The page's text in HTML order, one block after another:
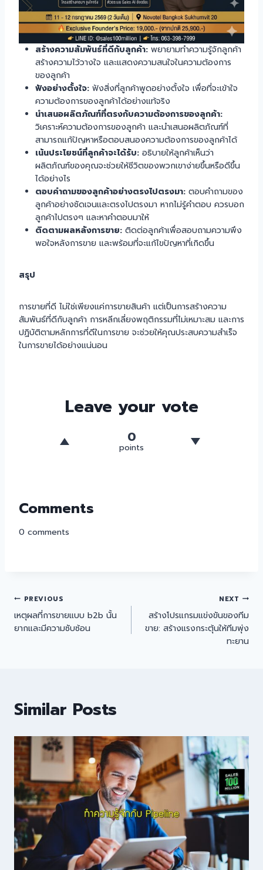
สร้างความสัมพันธ์ที่ดีกับลูกค้า: พยายามทำความรู้จักลูกค้า
สร้างความไว้วางใจ และแสดงความสนใจในความต้องการ
ของลูกค้า
ฟังอย่างตั้งใจ: ฟังสิ่งที่ลูกค้าพูดอย่างตั้งใจ เพื่อที่จะเข้าใจ
ความต้องการของลูกค้าได้อย่างแท้จริง
นำเสนอผลิตภัณฑ์ที่ตรงกับความต้องการของลูกค้า:
วิเคราะห์ความต้องการของลูกค้า และนำเสนอผลิตภัณฑ์ที่
สามารถแก้ปัญหาหรือตอบสนองความต้องการของลูกค้าได้
เน้นประโยชน์ที่ลูกค้าจะได้รับ: อธิบายให้ลูกค้าเห็นว่า
ผลิตภัณฑ์ของคุณจะช่วยให้ชีวิตของพวกเขาง่ายขึ้นหรือดีขึ้น
ได้อย่างไร
ตอบคำถามของลูกค้าอย่างตรงไปตรงมา: ตอบคำถามของ
ลูกค้าอย่างชัดเจนและตรงไปตรงมา หากไม่รู้คำตอบ ควรบอก
ลูกค้าไปตรงๆ และหาคำตอบมาให้
ติดตามผลหลังการขาย: ติดต่อลูกค้าเพื่อสอบถามความพึง
พอใจหลังการขาย และพร้อมที่จะแก้ไขปัญหาที่เกิดขึ้น
สรุป
การขายที่ดี ไม่ใช่เพียงแค่การขายสินค้า แต่เป็นการสร้างความ
สัมพันธ์ที่ดีกับลูกค้า การหลีกเลี่ยงพฤติกรรมที่ไม่เหมาะสม และการ
ปฏิบัติตามหลักการที่ดีในการขาย จะช่วยให้คุณประสบความสำเร็จ
ในการขายได้อย่างแน่นอน
Leave your vote
0
points
Comments
0 comments
PREVIOUS
เหตุผลที่การขายแบบ b2b นั้น
ยากและมีความซับซ้อน
NEXT
สร้างโปรแกรมแข่งขันของทีม
ขาย: สร้างแรงกระตุ้นให้ทีมพุ่ง
ทะยาน
Similar Posts